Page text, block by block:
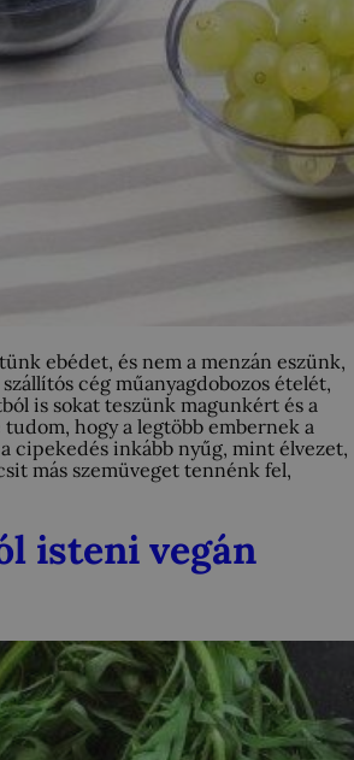
ebédet, és nem a menzán eszünk,
cég műanyagdobozos ételét,
is sokat teszünk magunkért és a
hogy a legtöbb embernek a
a cipekedés inkább nyűg, mint élvezet,
más szemüveget tennénk fel,
isteni vegán